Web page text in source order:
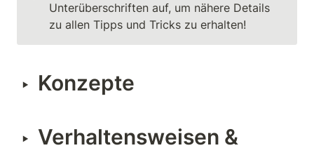
Unterüberschriften auf, um nähere Details
zu allen Tipps und Tricks zu erhalten!
‣ Konzepte
‣ Verhaltensweisen &